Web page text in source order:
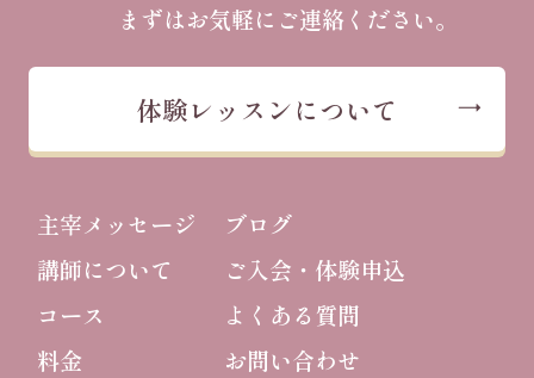
まずはお気軽にご連絡ください。
体験レッスンについて
主宰メッセージ
講師について
コース
料金
ブログ
ご入会・体験申込
よくある質問
お問い合わせ